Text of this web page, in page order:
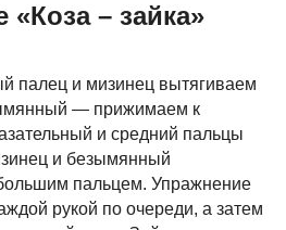
– зайка»
палец и мизинец вытягиваем
— прижимаем к
и средний пальцы
и безымянный
пальцем. Упражнение
рукой по очереди, а затем